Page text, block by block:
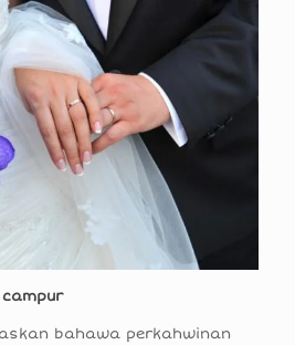
bahawa perkahwinan